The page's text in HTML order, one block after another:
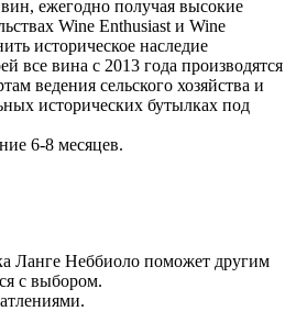
ежегодно получая высокие
Wine Enthusiast и Wine
историческое наследие
все вина с 2013 года производятся
ведения сельского хозяйства и
исторических бутылках под
6-8 месяцев.
Ланге Неббиоло поможет другим
с выбором.